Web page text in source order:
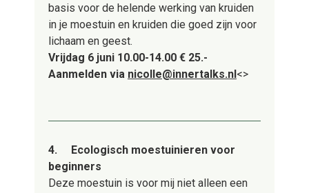
basis voor de helende werking van kruiden
in je moestuin en kruiden die goed zijn voor
lichaam en geest.
Vrijdag 6 juni 10.00-14.00 € 25.-
Aanmelden via nicolle@innertalks.nl<>
4. Ecologisch moestuinieren voor
beginners
Deze moestuin is voor mij niet alleen een